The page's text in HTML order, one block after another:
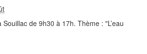
de 9h30 à 17h. Thème : "L’eau